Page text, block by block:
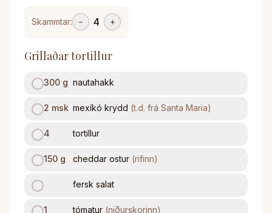
Skammtar: − 4 +
Grillaðar tortillur
300 g nautahakk
2 msk mexíkó krydd (t.d. frá Santa Maria)
4 tortillur
150 g cheddar ostur (rifinn)
fersk salat
1 tómatur (niðurskorinn)